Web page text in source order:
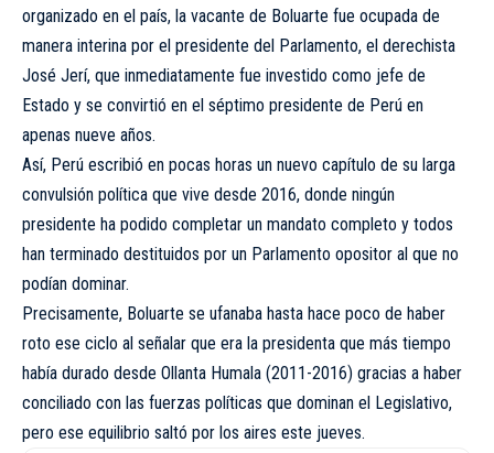
organizado en el país, la vacante de Boluarte fue ocupada de
manera interina por el presidente del Parlamento, el derechista
José Jerí, que inmediatamente fue investido como jefe de
Estado y se convirtió en el séptimo presidente de Perú en
apenas nueve años.
Así, Perú escribió en pocas horas un nuevo capítulo de su larga
convulsión política que vive desde 2016, donde ningún
presidente ha podido completar un mandato completo y todos
han terminado destituidos por un Parlamento opositor al que no
podían dominar.
Precisamente, Boluarte se ufanaba hasta hace poco de haber
roto ese ciclo al señalar que era la presidenta que más tiempo
había durado desde Ollanta Humala (2011-2016) gracias a haber
conciliado con las fuerzas políticas que dominan el Legislativo,
pero ese equilibrio saltó por los aires este jueves.